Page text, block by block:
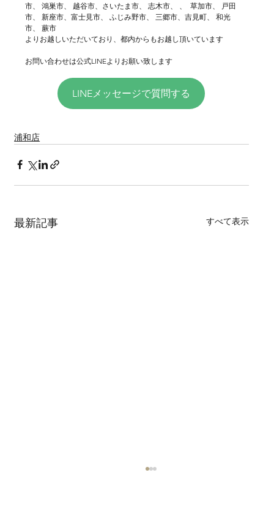
市、 鴻巣市、 越谷市、さいたま市、 志木市、 、  草加市、 戸田
市、 新座市、富士見市、 ふじみ野市、 三郷市、吉見町、 和光
市、 蕨市
よりお越しいただいており、都内からもお越し頂いています
お問い合わせは公式LINEよりお願い致します
LINEメッセージで質問する
浦和店
最新記事 すべて表示